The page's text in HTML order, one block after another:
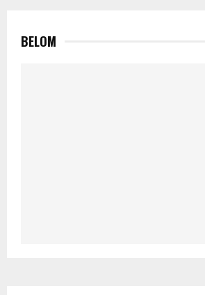
BELOM